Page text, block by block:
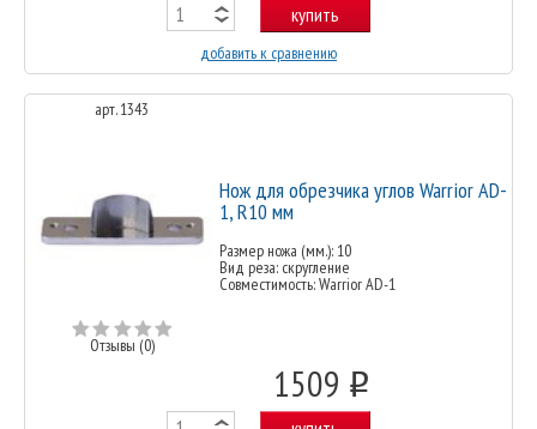
купить
добавить к сравнению
арт. 1343
Отзывы (0)
Нож для обрезчика углов Warrior AD-
1, R10 мм
Размер ножа (мм.): 10
Вид реза: скругление
Совместимость: Warrior AD-1
1509 o